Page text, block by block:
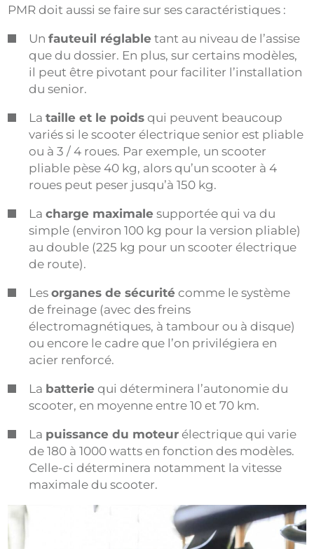
PMR doit aussi se faire sur ses caractéristiques :
Unfauteuil réglable tant au niveau de l’assise
que du dossier. En plus, sur certains modèles,
il peut être pivotant pour faciliter l’installation
du senior.
Lataille et le poids qui peuvent beaucoup
variés si le scooter électrique senior est pliable
ou à 3 / 4 roues. Par exemple, un scooter
pliable pèse 40 kg, alors qu’un scooter à 4
roues peut peser jusqu’à 150 kg.
Lacharge maximale supportée qui va du
simple (environ 100 kg pour la version pliable)
au double (225 kg pour un scooter électrique
de route).
Lesorganes de sécurité comme le système
de freinage (avec des freins
électromagnétiques, à tambour ou à disque)
ou encore le cadre que l’on privilégiera en
acier renforcé.
La batterie qui déterminera l’autonomie du
scooter, en moyenne entre 10 et 70 km.
La puissance du moteur électrique qui varie
de 180 à 1000 watts en fonction des modèles.
Celle-ci déterminera notamment la vitesse
maximale du scooter.